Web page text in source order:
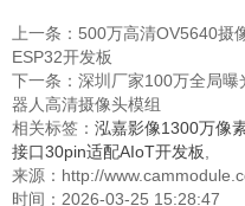
上一条： 500万高清OV5640摄
ESP32开发板
下一条： 深圳厂家100万全局
器人高清摄像头模组
相关标签： 泓嘉影像1300万像
接口30pin适配AIoT开发板
来源：http://
时间：2026-03-25 15:28:47